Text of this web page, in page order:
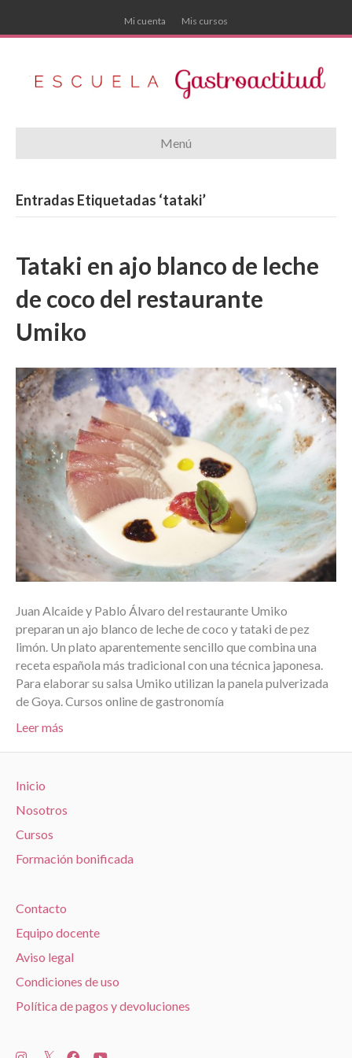
Mi cuenta Mis cursos
Menú
Entradas Etiquetadas ‘tataki’
Tataki en ajo blanco de leche
de coco del restaurante
Umiko
Juan Alcaide y Pablo Álvaro del restaurante Umiko
preparan un ajo blanco de leche de coco y tataki de pez
limón. Un plato aparentemente sencillo que combina una
receta española más tradicional con una técnica japonesa.
Para elaborar su salsa Umiko utilizan la panela pulverizada
de Goya. Cursos online de gastronomía
Leer más
Inicio
Nosotros
Cursos
Formación bonificada
Contacto
Equipo docente
Aviso legal
Condiciones de uso
Política de pagos y devoluciones